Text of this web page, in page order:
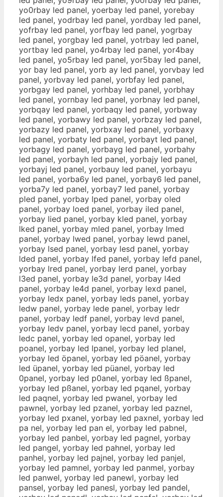
yo0rbay led panel, yoerbay led panel, yorebay
led panel, yodrbay led panel, yordbay led panel,
yofrbay led panel, yorfbay led panel, yogrbay
led panel, yorgbay led panel, yotrbay led panel,
yortbay led panel, yo4rbay led panel, yor4bay
led panel, yo5rbay led panel, yor5bay led panel,
yor bay led panel, yorb ay led panel, yorvbay led
panel, yorbvay led panel, yorbfay led panel,
yorbgay led panel, yorhbay led panel, yorbhay
led panel, yornbay led panel, yorbnay led panel,
yorbqay led panel, yorbaqy led panel, yorbway
led panel, yorbawy led panel, yorbzay led panel,
yorbazy led panel, yorbxay led panel, yorbaxy
led panel, yorbaty led panel, yorbayt led panel,
yorbagy led panel, yorbayg led panel, yorbahy
led panel, yorbayh led panel, yorbajy led panel,
yorbayj led panel, yorbauy led panel, yorbayu
led panel, yorba6y led panel, yorbay6 led panel,
yorba7y led panel, yorbay7 led panel, yorbay
pled panel, yorbay lped panel, yorbay oled
panel, yorbay loed panel, yorbay iled panel,
yorbay lied panel, yorbay kled panel, yorbay
lked panel, yorbay mled panel, yorbay lmed
panel, yorbay lwed panel, yorbay lewd panel,
yorbay lsed panel, yorbay lesd panel, yorbay
lded panel, yorbay lfed panel, yorbay lefd panel,
yorbay lred panel, yorbay lerd panel, yorbay
l3ed panel, yorbay le3d panel, yorbay l4ed
panel, yorbay le4d panel, yorbay lexd panel,
yorbay ledx panel, yorbay leds panel, yorbay
ledw panel, yorbay lede panel, yorbay ledr
panel, yorbay ledf panel, yorbay levd panel,
yorbay ledv panel, yorbay lecd panel, yorbay
ledc panel, yorbay led opanel, yorbay led
poanel, yorbay led lpanel, yorbay led planel,
yorbay led öpanel, yorbay led pöanel, yorbay
led üpanel, yorbay led püanel, yorbay led
0panel, yorbay led p0anel, yorbay led ßpanel,
yorbay led pßanel, yorbay led pqanel, yorbay
led paqnel, yorbay led pwanel, yorbay led
pawnel, yorbay led pzanel, yorbay led paznel,
yorbay led pxanel, yorbay led paxnel, yorbay led
pa nel, yorbay led pan el, yorbay led pabnel,
yorbay led panbel, yorbay led pagnel, yorbay
led pangel, yorbay led pahnel, yorbay led
panhel, yorbay led pajnel, yorbay led panjel,
yorbay led pamnel, yorbay led panmel, yorbay
led panwel, yorbay led panewl, yorbay led
pansel, yorbay led panesl, yorbay led pandel,